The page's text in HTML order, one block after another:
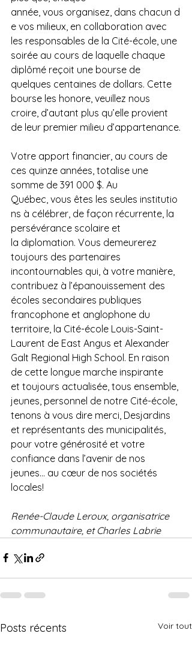
année, vous organisez, dans chacun d
e vos milieux, en collaboration avec
les responsables de la Cité-école, une
soirée au cours de laquelle chaque
diplômé reçoit une bourse de
quelques centaines de dollars. Cette
bourse les honore, veuillez nous
croire, d’autant plus qu’elle provient
de leur premier milieu d’appartenance.
Votre apport financier, au cours de
ces quinze années, totalise une
somme de 391 000 $. Au
Québec, vous êtes les seules institutio
ns à célébrer, de façon récurrente, la
persévérance scolaire et
la diplomation. Vous demeurerez
toujours des partenaires
incontournables qui, à votre manière,
contribuez à l’épanouissement des
écoles secondaires publiques
francophone et anglophone du
territoire, la Cité-école Louis-Saint-
Laurent de East Angus et Alexander
Galt Regional High School. En raison
de cette longue marche inspirante
et toujours actualisée, tous ensemble,
jeunes, personnel de notre Cité-école,
tenons à vous dire merci, Desjardins
et représentants des municipalités,
pour votre générosité et votre
confiance dans l’avenir de nos
jeunes… au cœur de nos sociétés
locales!
Renée-Claude Leroux, organisatrice
communautaire, et Charles Labrie
Posts récents Voir tout